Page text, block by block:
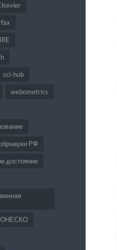
sci-hub
webometrics
РФ
достояние